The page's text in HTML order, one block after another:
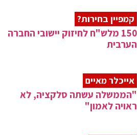
קמפיין בחירות?
150 מלש"ח לחיזוק יישובי החברה
הערבית
אייכלר מאיים
"הממשלה עשתה סלקציה, לא
ראויה לאמון"